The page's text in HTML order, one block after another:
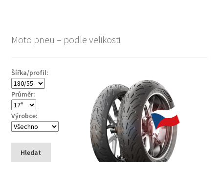
Moto pneu – podle velikosti
Šířka/profil:
Průměr:
Výrobce:
Hledat